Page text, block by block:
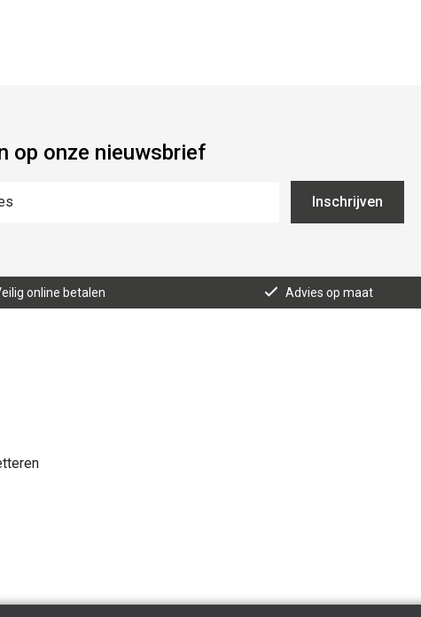
op onze nieuwsbrief
Inschrijven
online betalen Advies op maat